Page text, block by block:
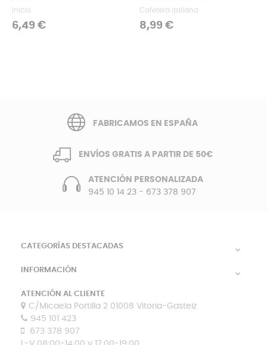
Inicio
Precio
6,49 €
Cafetera italiana
Precio
8,99 €
FABRICAMOS EN ESPAÑA
ENVÍOS GRATIS A PARTIR DE 50€
ATENCIÓN PERSONALIZADA
945 10 14 23- 673 378 907
CATEGORÍAS DESTACADAS 
INFORMACIÓN 
ATENCIÓN AL CLIENTE
C/Micaela Portilla 2 01008 Vitoria-Gasteiz
945 101 423
673 378 907